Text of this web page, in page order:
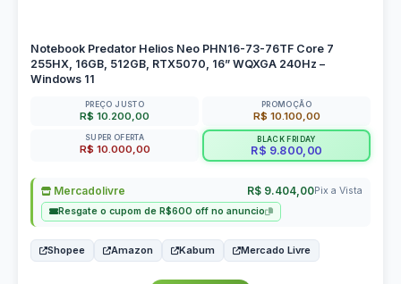
Notebook Predator Helios Neo PHN16-73-76TF Core 7
255HX, 16GB, 512GB, RTX5070, 16” WQXGA 240Hz –
Windows 11
PREÇO JUSTO
R$ 10.200,00
PROMOÇÃO
R$ 10.100,00
SUPER OFERTA
R$ 10.000,00
BLACK FRIDAY
R$ 9.800,00
Mercadolivre R$ 9.404,00Pix a Vista
Resgate o cupom de R$600 off no anuncio
Shopee Amazon Kabum Mercado Livre